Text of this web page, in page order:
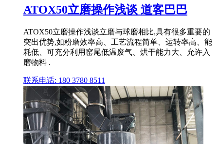
ATOX50立磨操作浅谈 道客巴巴
ATOX50立磨操作浅谈立磨与球磨相比,具有很多重要的
突出优势,如粉磨效率高、工艺流程简单、运转率高、能
耗低、可充分利用窑尾低温废气、烘干能力大、允许入
磨物料 .
联系电话: 180 3780 8511